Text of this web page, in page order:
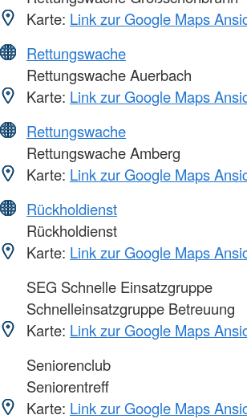
Karte: Link zur Google Maps
Rettungswache
Rettungswache Auerbach
Karte: Link zur Google Maps
Rettungswache
Rettungswache Amberg
Karte: Link zur Google Maps
Rückholdienst
Rückholdienst
Karte: Link zur Google Maps
SEG Schnelle Einsatzgruppe
Schnelleinsatzgruppe Betreuung
Karte: Link zur Google Maps
Seniorenclub
Seniorentreff
Karte: Link zur Google Maps